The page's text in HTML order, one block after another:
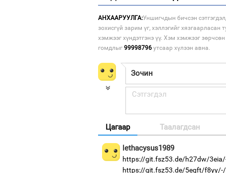
АНХААРУУЛГА:Уншигчдын бичсэн
зохисгүй зарим үг, хэллэгийг хязгаарласан
хэмжээг хүндэтгэнэ үү. Хэм хэмжээг
гомдлыг 99998796 утсаар хүлээн авна.
Цагаар Таалагдсан
lethacysus1989
https://git.fsz53.de/h27dw/
https://git.fsz53.de/5eqft/